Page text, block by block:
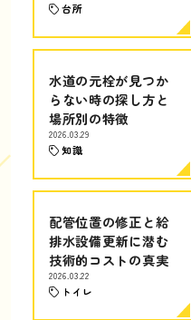
台所
水道の元栓が見つか
らない時の探し方と
場所別の特徴
2026.03.29
知識
配管位置の修正と給
排水設備更新に潜む
技術的コストの真実
2026.03.22
トイレ